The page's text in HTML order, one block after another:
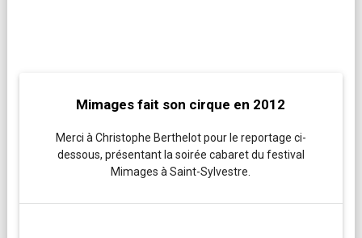
Mimages fait son cirque en 2012
Merci à Christophe Berthelot pour le reportage ci-
dessous, présentant la soirée cabaret du festival
Mimages à Saint-Sylvestre.